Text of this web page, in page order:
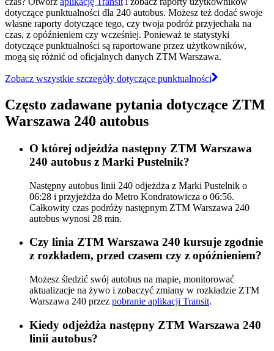
dotyczące punktualności dla 240 autobus. Możesz też dodać swoje
własne raporty dotyczące tego, czy twoja podróż przyjechała na
czas, z opóźnieniem czy wcześniej. Ponieważ te statystyki
dotyczące punktualności są raportowane przez użytkowników,
mogą się różnić od oficjalnych danych ZTM Warszawa.
Zobacz wszystkie szczegóły dotyczące punktualności
Często zadawane pytania dotyczące ZTM
Warszawa 240 autobus
O której odjeżdża następny ZTM Warszawa
240 autobus z Marki Pustelnik?
Następny autobus linii 240 odjeżdża z Marki Pustelnik o
06:28 i przyjeżdża do Metro Kondratowicza o 06:56.
Całkowity czas podróży następnym ZTM Warszawa 240
autobus wynosi 28 min.
Czy linia ZTM Warszawa 240 kursuje zgodnie
z rozkładem, przed czasem czy z opóźnieniem?
Możesz śledzić swój autobus na mapie, monitorować
aktualizacje na żywo i zobaczyć zmiany w rozkładzie ZTM
Warszawa 240 przez pobranie aplikacji Transit.
Kiedy odjeżdża następny ZTM Warszawa 240
linii autobus?